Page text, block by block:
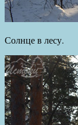
Солнце в лесу.